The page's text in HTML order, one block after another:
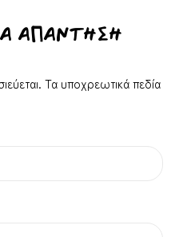
ΑΠΆΝΤΗΣΗ
Τα υποχρεωτικά πεδία